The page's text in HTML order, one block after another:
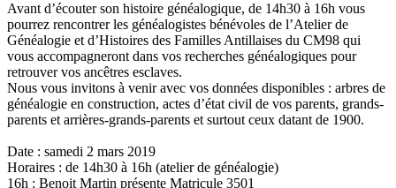
Avant d’écouter son histoire généalogique, de 14h30 à 16h vous
pourrez rencontrer les généalogistes bénévoles de l’Atelier de
Généalogie et d’Histoires des Familles Antillaises du CM98 qui
vous accompagneront dans vos recherches généalogiques pour
retrouver vos ancêtres esclaves.
Nous vous invitons à venir avec vos données disponibles : arbres de
généalogie en construction, actes d’état civil de vos parents, grands-
parents et arrières-grands-parents et surtout ceux datant de 1900.
Date : samedi 2 mars 2019
Horaires : de 14h30 à 16h (atelier de généalogie)
16h : Benoit Martin présente Matricule 3501